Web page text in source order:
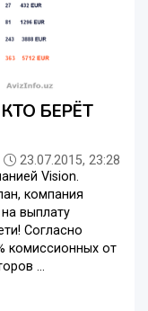
БЕРЁТ
23.07.2015, 23:28
Vision.
компания
выплату
Согласно
комиссионных от
...